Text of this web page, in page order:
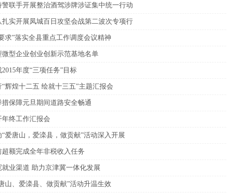
联手开展整治酒驾涉牌涉证集中统一行动
实开展凤城百日攻坚会战第二波次专项行
求”落实全县重点工作调度会议精神
型企业创业创新示范基地名单
年度“三项任务”目标
辉煌十二五 绘就十三五”主题汇报会
保障元旦期间道路安全畅通
终工作汇报会
爱唐山，爱滦县，做贡献”活动深入开展
额完成全年非税收入任务
业渠道 助力京津冀一体化发展
山、爱滦县、做贡献”活动升温生效